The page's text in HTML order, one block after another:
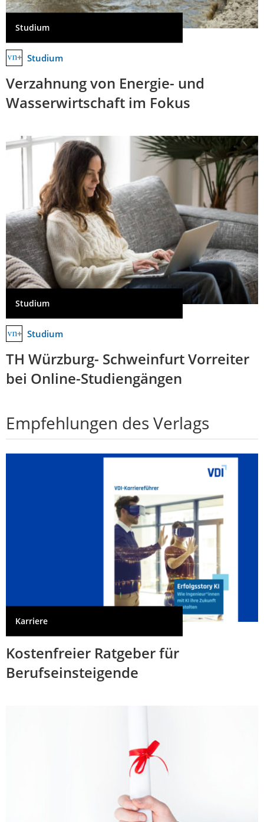
Studium
Studium
Verzahnung von Energie- und
Wasserwirtschaft im Fokus
Studium
Studium
TH Würzburg- Schweinfurt Vorreiter
bei Online-Studiengängen
Empfehlungen des Verlags
Karriere
Kostenfreier Ratgeber für
Berufseinsteigende